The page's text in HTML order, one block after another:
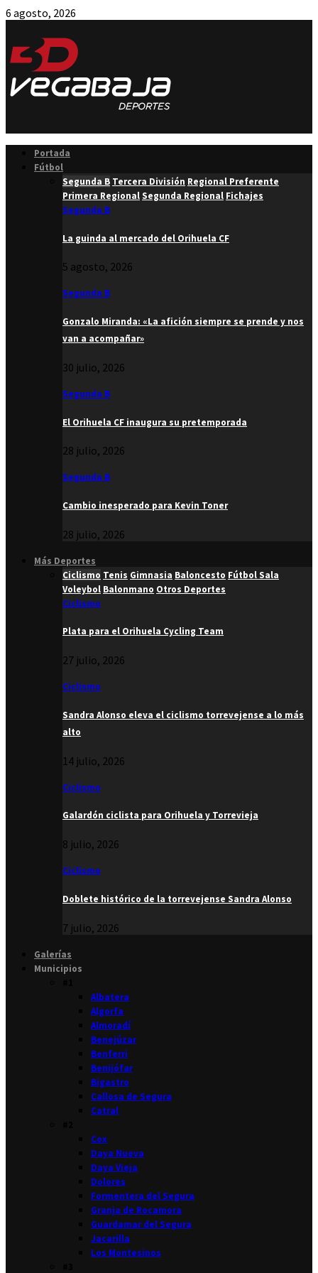
6 agosto, 2026
Portada
Fútbol
Segunda B Tercera División Regional Preferente
Primera RegionalSegunda Regional Fichajes
Segunda B
La guinda al mercado del Orihuela CF
5 agosto, 2026
Segunda B
Gonzalo Miranda: «La afición siempre se prende y nos
van a acompañar»
30 julio, 2026
Segunda B
El Orihuela CF inaugura su pretemporada
28 julio, 2026
Segunda B
Cambio inesperado para Kevin Toner
28 julio, 2026
Más Deportes
Ciclismo Tenis Gimnasia Baloncesto Fútbol Sala
Voleybol Balonmano Otros Deportes
Ciclismo
Plata para el Orihuela Cycling Team
27 julio, 2026
Ciclismo
Sandra Alonso eleva el ciclismo torrevejense a lo más
alto
14 julio, 2026
Ciclismo
Galardón ciclista para Orihuela y Torrevieja
8 julio, 2026
Ciclismo
Doblete histórico de la torrevejense Sandra Alonso
7 julio, 2026
Galerías
Municipios
Albatera
Algorfa
Almoradí
Benejúzar
Benferri
Benijófar
Bigastro
Callosa de Segura
Catral
Cox
Daya Nueva
Daya Vieja
Dolores
Formentera del Segura
Granja de Rocamora
Guardamar del Segura
Jacarilla
Los Montesinos